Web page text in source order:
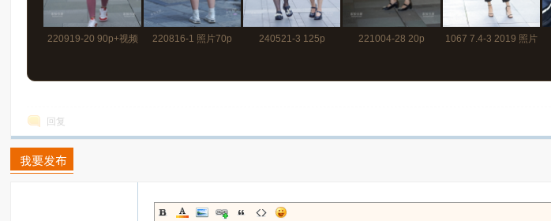
220919-20 90p+视频 220816-1 照片70p 240521-3 125p 221004-28 20p 1067 7.4-3 2019 照片
回复